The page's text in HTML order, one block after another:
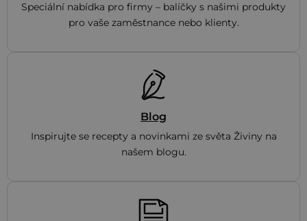
Speciální nabídka pro firmy – balíčky s našimi produkty
pro vaše zaměstnance nebo klienty.
Blog
Inspirujte se recepty a novinkami ze světa Živiny na
našem blogu.